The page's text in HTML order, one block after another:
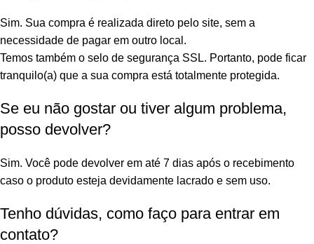
Sim. Sua compra é realizada direto pelo site, sem a
necessidade de pagar em outro local.
Temos também o selo de segurança SSL. Portanto, pode ficar
tranquilo(a) que a sua compra está totalmente protegida.
Se eu não gostar ou tiver algum problema,
posso devolver?
Sim. Você pode devolver em até 7 dias após o recebimento
caso o produto esteja devidamente lacrado e sem uso.
Tenho dúvidas, como faço para entrar em
contato?